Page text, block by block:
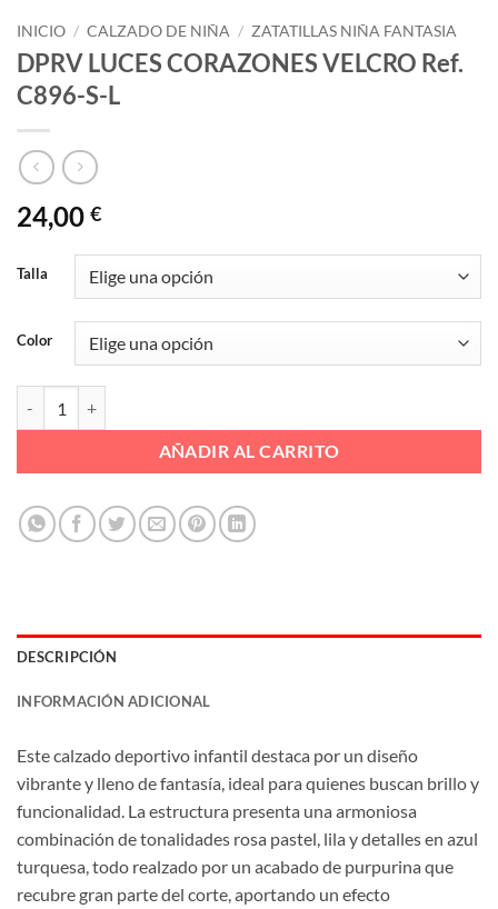
INICIO / CALZADO DE NIÑA / ZATATILLAS NIÑA FANTASIA
DPRV LUCES CORAZONES VELCRO Ref.
C896-S-L
24,00 €
Talla
Color
AÑADIR AL CARRITO
DESCRIPCIÓN
INFORMACIÓN ADICIONAL
Este calzado deportivo infantil destaca por un diseño
vibrante y lleno de fantasía, ideal para quienes buscan brillo y
funcionalidad. La estructura presenta una armoniosa
combinación de tonalidades rosa pastel, lila y detalles en azul
turquesa, todo realzado por un acabado de purpurina que
recubre gran parte del corte, aportando un efecto